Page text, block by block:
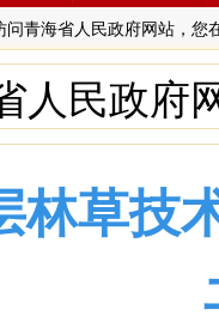
问青海省人民政府网站，您
人民政府
林草技